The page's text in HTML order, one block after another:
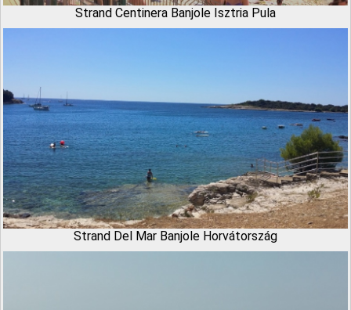
Strand Centinera Banjole Isztria Pula
Strand Del Mar Banjole Horvátország